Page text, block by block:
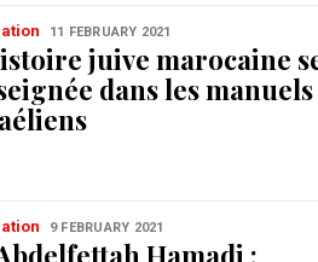
11 FEBRUARY 2021
juive marocaine
dans les
9 FEBRUARY 2021